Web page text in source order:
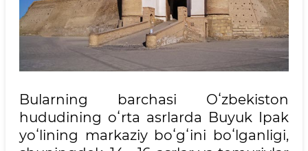
Bularning barchasi Oʻzbekiston
hududining oʻrta asrlarda Buyuk Ipak
yoʻlining markaziy boʻgʻini boʻlganligi,